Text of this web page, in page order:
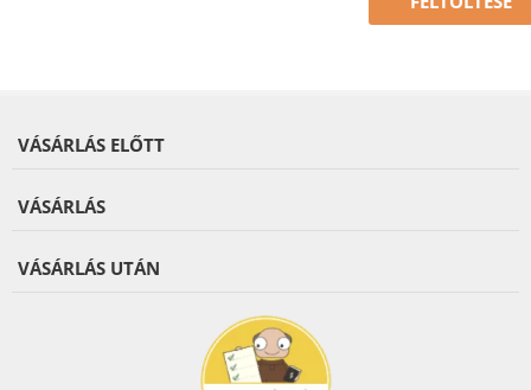
VÁSÁRLÁS ELŐTT
VÁSÁRLÁS
VÁSÁRLÁS UTÁN